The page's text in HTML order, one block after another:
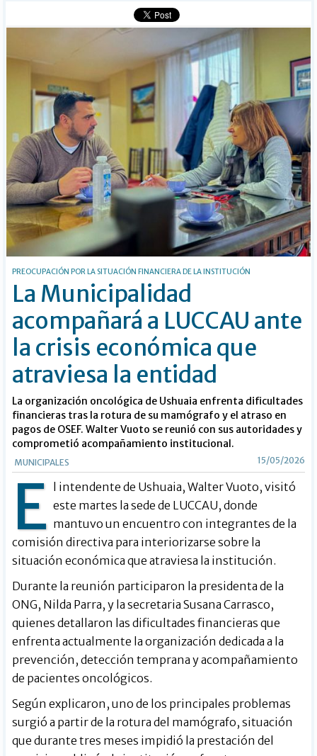
PREOCUPACIÓN POR LA SITUACIÓN FINANCIERA DE LA INSTITUCIÓN
La Municipalidad
acompañará a LUCCAU ante
la crisis económica que
atraviesa la entidad
La organización oncológica de Ushuaia enfrenta dificultades
financieras tras la rotura de su mamógrafo y el atraso en
pagos de OSEF. Walter Vuoto se reunió con sus autoridades y
comprometió acompañamiento institucional.
MUNICIPALES 15/05/2026
E l intendente de Ushuaia, Walter Vuoto, visitó
este martes la sede de LUCCAU, donde
mantuvo un encuentro con integrantes de la
comisión directiva para interiorizarse sobre la
situación económica que atraviesa la institución.
Durante la reunión participaron la presidenta de la
ONG, Nilda Parra, y la secretaria Susana Carrasco,
quienes detallaron las dificultades financieras que
enfrenta actualmente la organización dedicada a la
prevención, detección temprana y acompañamiento
de pacientes oncológicos.
Según explicaron, uno de los principales problemas
surgió a partir de la rotura del mamógrafo, situación
que durante tres meses impidió la prestación del